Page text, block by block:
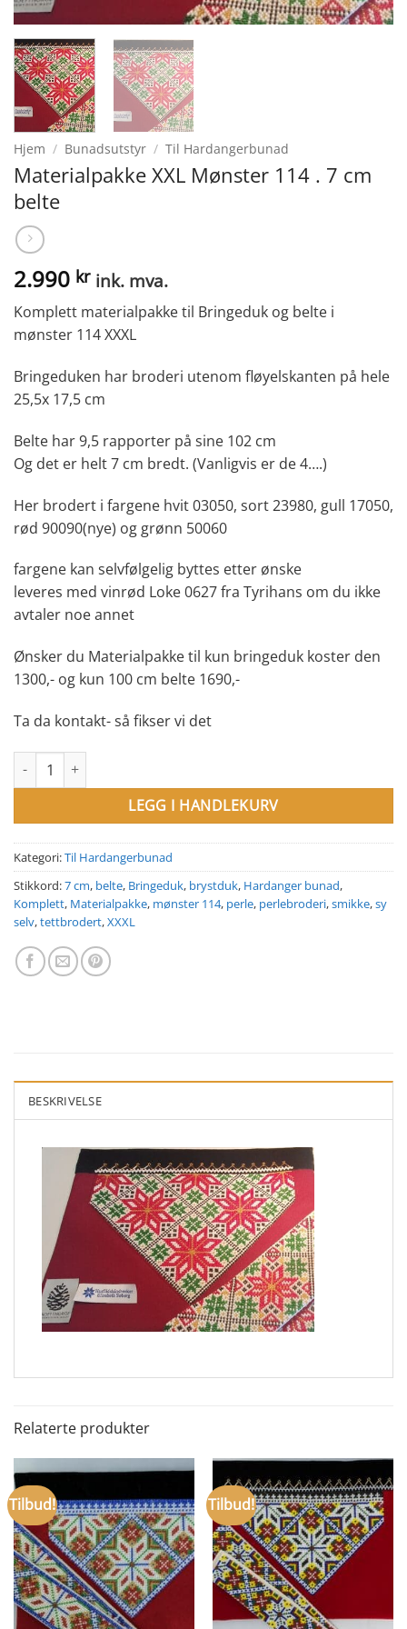
Hjem / Bunadsutstyr / Til Hardangerbunad
Materialpakke XXL Mønster 114 . 7 cm
belte
2.990 kr ink. mva.
Komplett materialpakke til Bringeduk og belte i
mønster 114 XXXL
Bringeduken har broderi utenom fløyelskanten på hele
25,5x 17,5 cm
Belte har 9,5 rapporter på sine 102 cm
Og det er helt 7 cm bredt. (Vanligvis er de 4….)
Her brodert i fargene hvit 03050, sort 23980, gull 17050,
rød 90090(nye) og grønn 50060
fargene kan selvfølgelig byttes etter ønske
leveres med vinrød Loke 0627 fra Tyrihans om du ikke
avtaler noe annet
Ønsker du Materialpakke til kun bringeduk koster den
1300,- og kun 100 cm belte 1690,-
Ta da kontakt- så fikser vi det
Materialpakke XXL Mønster 114 . 7 cm belte antall
LEGG I HANDLEKURV
Kategori:Til Hardangerbunad
Stikkord:7 cm, belte, Bringeduk, brystduk, Hardanger bunad,
Komplett, Materialpakke, mønster 114, perle, perlebroderi,smikke,sy
selv,tettbrodert,XXXL
BESKRIVELSE
Relaterte produkter
Tilbud! Tilbud!